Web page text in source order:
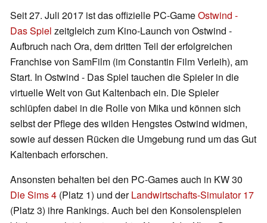
Seit 27. Juli 2017 ist das offizielle PC-GameOstwind -
Das Spiel zeitgleich zum Kino-Launch von Ostwind -
Aufbruch nach Ora, dem dritten Teil der erfolgreichen
Franchise von SamFilm (im Constantin Film Verleih), am
Start. In Ostwind - Das Spiel tauchen die Spieler in die
virtuelle Welt von Gut Kaltenbach ein. Die Spieler
schlüpfen dabei in die Rolle von Mika und können sich
selbst der Pflege des wilden Hengstes Ostwind widmen,
sowie auf dessen Rücken die Umgebung rund um das Gut
Kaltenbach erforschen.
Ansonsten behalten bei den PC-Games auch in KW 30
Die Sims 4 (Platz 1) und derLandwirtschafts-Simulator 17
(Platz 3) ihre Rankings. Auch bei den Konsolenspielen